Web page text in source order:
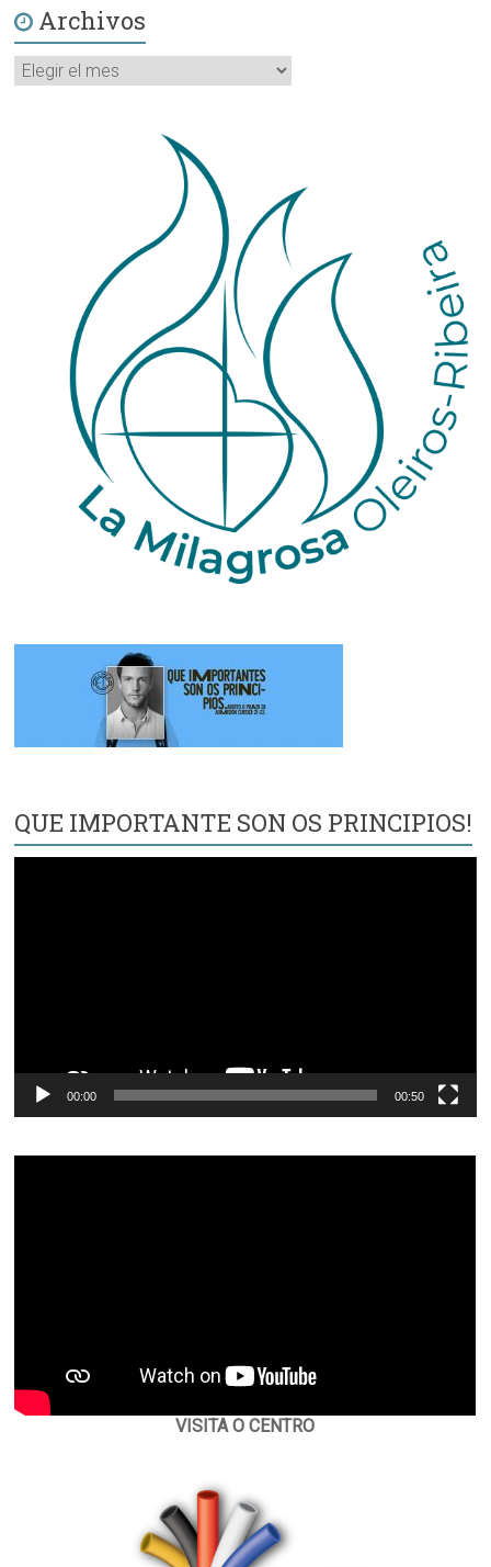
Archivos
Archivos
QUE IMPORTANTE SON OS PRINCIPIOS!
00:00 00:50
VISITA O CENTRO